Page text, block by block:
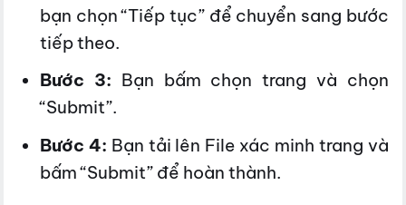
bạn chọn “Tiếp tục” để chuyển sang bước
tiếp theo.
Bước 3: Bạn bấm chọn trang và chọn
“Submit”.
Bước 4: Bạn tải lên File xác minh trang và
bấm “Submit” để hoàn thành.